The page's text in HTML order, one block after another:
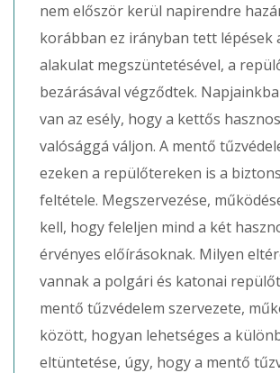
nem először kerül napirendre
korábban ez irányban tett lépések
alakulat megszüntetésével, a
bezárásával végződtek.
van az esély, hogy a kettős
valósággá váljon. A mentő
ezeken a repülőtereken is a
feltétele. Megszervezése,
kell, hogy feleljen mind a két
érvényes előírásoknak. Milyen
vannak a polgári és katonai
mentő tűzvédelem szervezete,
között, hogyan lehetséges a
eltüntetése, úgy, hogy a mentő